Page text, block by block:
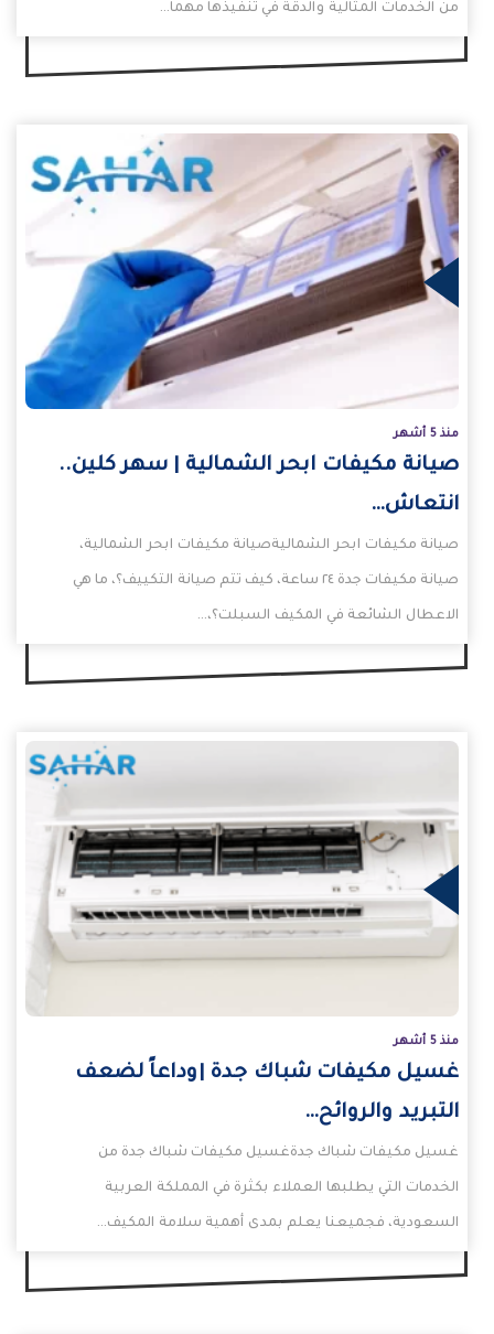
من الخدمات المثالية والدقة في تنفيذها مهما…
منذ 5 أشهر
صيانة مكيفات ابحر الشمالية | سهر كلين..
انتعاش…
صيانة مكيفات ابحر الشماليةصيانة مكيفات ابحر الشمالية،
صيانة مكيفات جدة ٢٤ ساعة، كيف تتم صيانة التكييف؟، ما هي
الاعطال الشائعة في المكيف السبلت؟،…
منذ 5 أشهر
غسيل مكيفات شباك جدة |وداعاً لضعف
التبريد والروائح…
غسيل مكيفات شباك جدةغسيل مكيفات شباك جدة من
الخدمات التي يطلبها العملاء بكثرة في المملكة العربية
السعودية، فجميعنا يعلم بمدى أهمية سلامة المكيف…